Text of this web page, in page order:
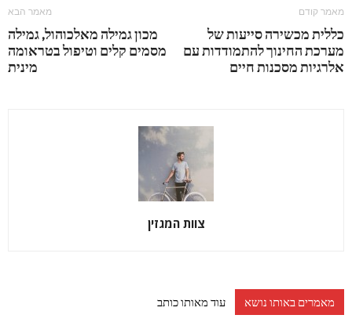
מאמר קודם
כללית מכשירה סייעות של
מערכת החינוך להתמודדות עם
אלרגיות מסכנות חיים
מאמר הבא
מכון גמילה מאלכוהול, גמילה
מסמים קלים וטיפול בטראומה
מינית
צוות המגזין
מאמרים באותו נושא עוד מאותו כותב